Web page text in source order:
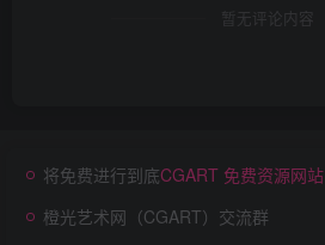
暂无评论内容
将免费进行到底CGART 免费资源网站
橙光艺术网（CGART）交流群